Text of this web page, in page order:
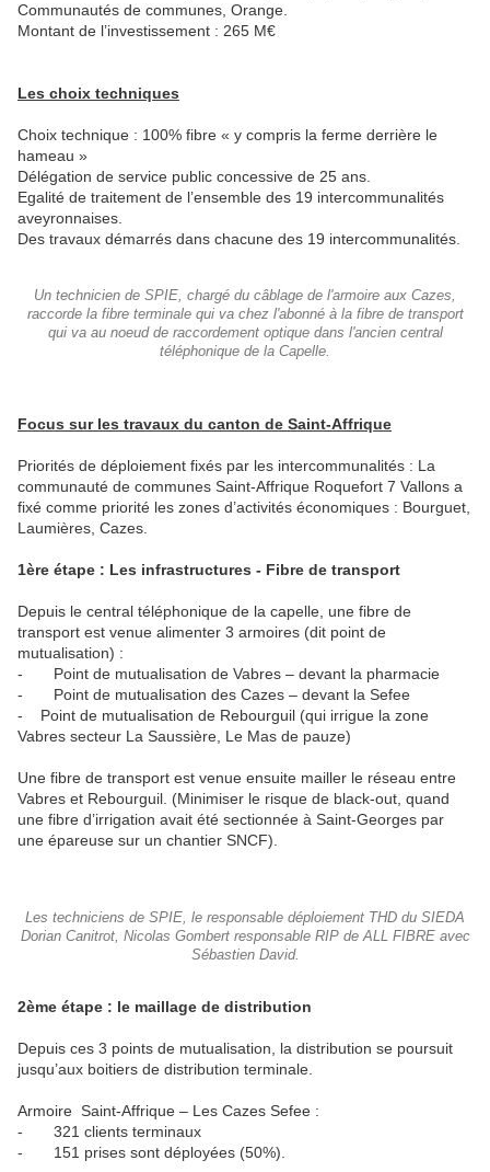
Communautés de communes, Orange.
Montant de l’investissement : 265 M€
Les choix techniques
Choix technique : 100% fibre « y compris la ferme derrière le
hameau »
Délégation de service public concessive de 25 ans.
Egalité de traitement de l’ensemble des 19 intercommunalités
aveyronnaises.
Des travaux démarrés dans chacune des 19 intercommunalités.
Un technicien de SPIE, chargé du câblage de l'armoire aux Cazes,
raccorde la fibre terminale qui va chez l'abonné à la fibre de transport
qui va au noeud de raccordement optique dans l'ancien central
téléphonique de la Capelle.
Focus sur les travaux du canton de Saint-Affrique
Priorités de déploiement fixés par les intercommunalités : La
communauté de communes Saint-Affrique Roquefort 7 Vallons a
fixé comme priorité les zones d’activités économiques : Bourguet,
Laumières, Cazes.
1ère étape : Les infrastructures - Fibre de transport
Depuis le central téléphonique de la capelle, une fibre de
transport est venue alimenter 3 armoires (dit point de
mutualisation) :
- Point de mutualisation de Vabres – devant la pharmacie
- Point de mutualisation des Cazes – devant la Sefee
- Point de mutualisation de Rebourguil (qui irrigue la zone
Vabres secteur La Saussière, Le Mas de pauze)
Une fibre de transport est venue ensuite mailler le réseau entre
Vabres et Rebourguil. (Minimiser le risque de black-out, quand
une fibre d’irrigation avait été sectionnée à Saint-Georges par
une épareuse sur un chantier SNCF).
Les techniciens de SPIE, le responsable déploiement THD du SIEDA
Dorian Canitrot, Nicolas Gombert responsable RIP de ALL FIBRE avec
Sébastien David.
2ème étape : le maillage de distribution
Depuis ces 3 points de mutualisation, la distribution se poursuit
jusqu’aux boitiers de distribution terminale.
Armoire Saint-Affrique – Les Cazes Sefee :
- 321 clients terminaux
- 151 prises sont déployées (50%).